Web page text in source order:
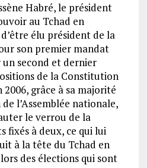
Habré, le président
au Tchad en
élu président de la
son premier mandat
un second et dernier
de la Constitution
2006, grâce à sa majorité
l’Assemblée nationale,
le verrou de la
fixés à deux, ce qui lui
à la tête du Tchad en
des élections qui sont